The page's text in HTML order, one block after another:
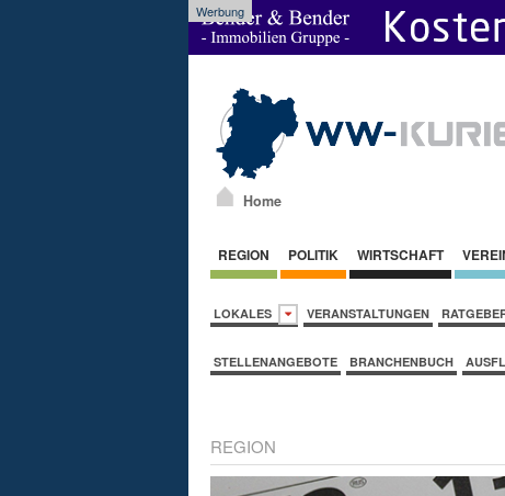
Werbung
Home
REGION POLITIK WIRTSCHAFT
LOKALES VERANSTALTUNGEN
STELLENANGEBOTE BRANCHENBUCH
REGION